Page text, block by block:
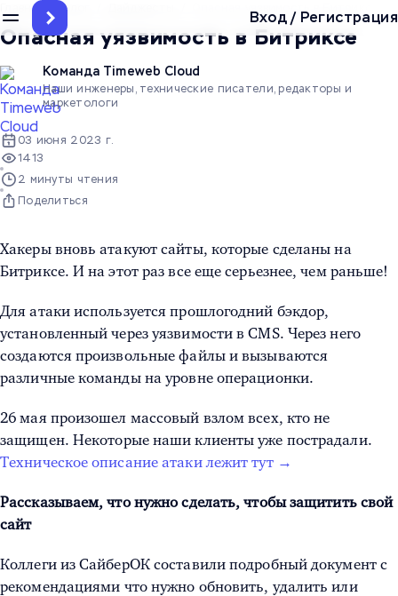
Вход/ Регистрация
Главная Блог
Опасная уязвимость в Битриксе
Команда Timeweb Cloud
Наши инженеры, технические писатели, редакторы и
маркетологи
03 июня 2023 г.
1413
2 минуты чтения
Поделиться
Хакеры вновь атакуют сайты, которые сделаны на
Битриксе. И на этот раз все еще серьезнее, чем раньше!
Для атаки используется прошлогодний бэкдор,
установленный через уязвимости в CMS. Через него
создаются произвольные файлы и вызываются
различные команды на уровне операционки.
26 мая произошел массовый взлом всех, кто не
защищен. Некоторые наши клиенты уже пострадали.
Техническое описание атаки лежит тут →
Рассказываем, что нужно сделать, чтобы защитить свой
сайт
Коллеги из СайберОК составили подробный документ с
рекомендациями что нужно обновить, удалить или